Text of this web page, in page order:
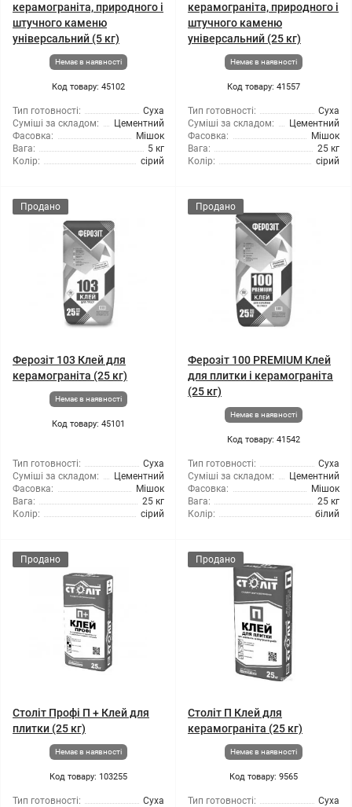
керамограніта, природного і
штучного каменю
універсальний (5 кг)
Немає в наявності
Код товару: 45102
Тип готовності:
Суха
Суміші за складом:
Цементний
Фасовка:
Мішок
Вага:
5 кг
Колір:
сірий
керамограніта, природного і
штучного каменю
універсальний (25 кг)
Немає в наявності
Код товару: 41557
Тип готовності:
Суха
Суміші за складом:
Цементний
Фасовка:
Мішок
Вага:
25 кг
Колір:
сірий
Продано
Ферозіт 103 Клей для
керамограніта (25 кг)
Немає в наявності
Код товару: 45101
Тип готовності:
Суха
Суміші за складом:
Цементний
Фасовка:
Мішок
Вага:
25 кг
Колір:
сірий
Продано
Ферозіт 100 PREMIUM Клей
для плитки і керамограніта
(25 кг)
Немає в наявності
Код товару: 41542
Тип готовності:
Суха
Суміші за складом:
Цементний
Фасовка:
Мішок
Вага:
25 кг
Колір:
білий
Продано
Століт Профі П + Клей для
плитки (25 кг)
Немає в наявності
Код товару: 103255
Тип готовності:
Суха
Продано
Століт П Клей для
керамограніта (25 кг)
Немає в наявності
Код товару: 9565
Тип готовності:
Суха